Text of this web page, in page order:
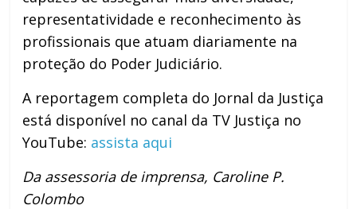
representatividade e reconhecimento às
profissionais que atuam diariamente na
proteção do Poder Judiciário.
A reportagem completa do Jornal da Justiça
está disponível no canal da TV Justiça no
YouTube: assista aqui
Da assessoria de imprensa, Caroline P.
Colombo